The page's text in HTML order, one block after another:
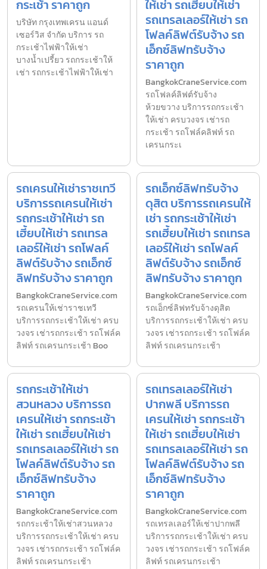
กระเช้า ราคาถูก
บริษัท กรุงเทพเครน แอนด์
เซอร์วิส จำกัด บริการ รถ
กระเช้าไฟฟ้าให้เช่า
บางน้ำเปรี้ยว รถกระเช้าให้
เช่า รถกระเช้าไฟฟ้าให้เช่า
ให้เช่า รถเฮี้ยบให้เช่า
รถเทรลเลอร์ให้เช่า รถ
โฟลค์ลิฟต์รับจ้าง รถ
เอ็กซ์ลิฟทรับจ้าง
ราคาถูก
BangkokCraneService.com
รถโฟลค์ลิฟต์รับจ้าง
ห้วยขวาง บริการรถกระเช้า
ให้เช่า ครบวงจร เช่ารถ
กระเช้า รถโฟล์คลิฟท์ รถ
เครนกระเ
รถเครนให้เช่าราชเทวี
บริการรถเครนให้เช่า
รถกระเช้าให้เช่า รถ
เฮี้ยบให้เช่า รถเทรล
เลอร์ให้เช่า รถโฟลค์
ลิฟต์รับจ้าง รถเอ็กซ์
ลิฟทรับจ้าง ราคาถูก
BangkokCraneService.com
รถเครนให้เช่าราชเทวี
บริการรถกระเช้าให้เช่า ครบ
วงจร เช่ารถกระเช้า รถโฟล์ค
ลิฟท์ รถเครนกระเช้า Boo
รถเอ็กซ์ลิฟทรับจ้าง
ดุสิต บริการรถเครนให้
เช่า รถกระเช้าให้เช่า
รถเฮี้ยบให้เช่า รถเทรล
เลอร์ให้เช่า รถโฟลค์
ลิฟต์รับจ้าง รถเอ็กซ์
ลิฟทรับจ้าง ราคาถูก
BangkokCraneService.com
รถเอ็กซ์ลิฟทรับจ้างดุสิต
บริการรถกระเช้าให้เช่า ครบ
วงจร เช่ารถกระเช้า รถโฟล์ค
ลิฟท์ รถเครนกระเช้า
รถกระเช้าให้เช่า
สวนหลวง บริการรถ
เครนให้เช่า รถกระเช้า
ให้เช่า รถเฮี้ยบให้เช่า
รถเทรลเลอร์ให้เช่า รถ
โฟลค์ลิฟต์รับจ้าง รถ
เอ็กซ์ลิฟทรับจ้าง
ราคาถูก
BangkokCraneService.com
รถกระเช้าให้เช่าสวนหลวง
บริการรถกระเช้าให้เช่า ครบ
วงจร เช่ารถกระเช้า รถโฟล์ค
ลิฟท์ รถเครนกระเช้า
รถเทรลเลอร์ให้เช่า
ปากพลี บริการรถ
เครนให้เช่า รถกระเช้า
ให้เช่า รถเฮี้ยบให้เช่า
รถเทรลเลอร์ให้เช่า รถ
โฟลค์ลิฟต์รับจ้าง รถ
เอ็กซ์ลิฟทรับจ้าง
ราคาถูก
BangkokCraneService.com
รถเทรลเลอร์ให้เช่าปากพลี
บริการรถกระเช้าให้เช่า ครบ
วงจร เช่ารถกระเช้า รถโฟล์ค
ลิฟท์ รถเครนกระเช้า